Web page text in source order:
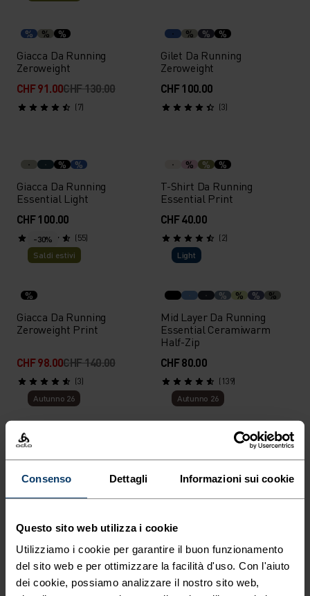
Consenso Dettagli Informazioni sui cookie
Questo sito web utilizza i cookie
Utilizziamo i cookie per garantire il buon funzionamento
del sito web e per ottimizzare la facilità d'uso. Con l'aiuto
dei cookie, possiamo analizzare il nostro sito web,
% % %
Giacca Da Running
Zeroweight
CHF 91.00CHF 130.00
(7)
% % %
Gilet Da Running
Zeroweight
CHF 100.00
(3)
% %
Giacca Da Running
Essential Light
CHF 100.00
(55)
% % %
T-Shirt Da Running
Essential Print
CHF 40.00
(2)
-30%
Saldi estivi
%
Giacca Da Running
Zeroweight Print
CHF 98.00CHF 140.00
(3)
Light
% % % %
Mid Layer Da Running
Essential Ceramiwarm
Half-Zip
CHF 80.00
(139)
Autunno 26
T-Shirt Da Running A
Maniche Lunghe Essential
Seamless
(2)
Autunno 26
T-Shirt Da Running A
Maniche Lunghe X-Alp 115
-30%
% % % % % % %